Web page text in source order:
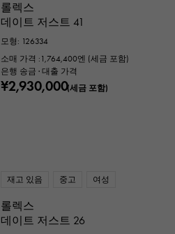
롤렉스
데이트 저스트 41
모형: 126334
소매 가격 : 1,764,400엔 (세금 포함)
은행 송금 · 대출 가격
¥2,930,000(세금 포함)
재고 있음 중고 여성
롤렉스
데이트 저스트 26